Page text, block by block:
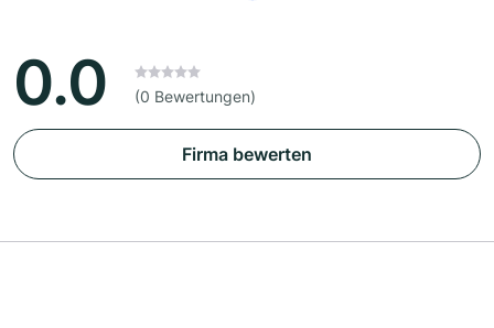
0.0 (0 Bewertungen)
Firma bewerten